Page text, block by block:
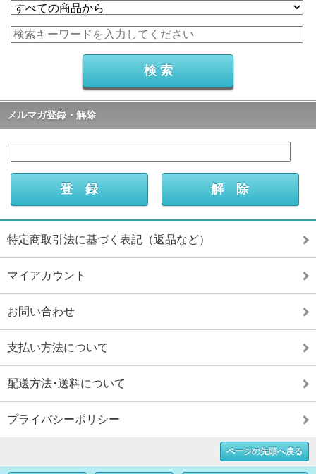
メルマガ登録・解除
特定商取引法に基づく表記（返品など）
マイアカウント
お問い合わせ
支払い方法について
配送方法･送料について
プライバシーポリシー
ページの先頭へ戻る